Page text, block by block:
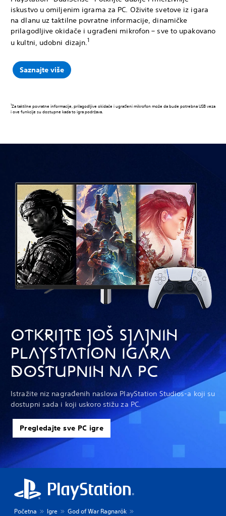
iskustvo u omiljenim igrama za PC. Oživite svetove iz igara
na dlanu uz taktilne povratne informacije, dinamičke
prilagodljive okidače i ugrađeni mikrofon – sve to upakovano
u kultni, udobni dizajn.1
Saznajte više
1Za taktilne povratne informacije, prilagodljive okidače i ugrađeni mikrofon može da bude potrebna USB veza
i ove funkcije su dostupne kada to igra podržava.
OTKRIJTE JOŠ SJAJNIH
PLAYSTATION IGARA
DOSTUPNIH NA PC
Istražite niz nagrađenih naslova PlayStation Studios-a koji su
dostupni sada i koji uskoro stižu za PC.
Pregledajte sve PC igre
Početna Igre
God of War Ragnarök